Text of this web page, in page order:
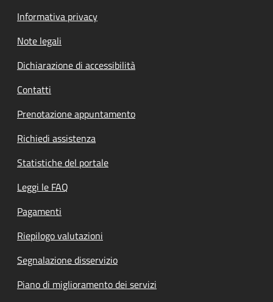
Informativa privacy
Note legali
Dichiarazione di accessibilità
Contatti
Prenotazione appuntamento
Richiedi assistenza
Statistiche del portale
Leggi le FAQ
Pagamenti
Riepilogo valutazioni
Segnalazione disservizio
Piano di miglioramento dei servizi